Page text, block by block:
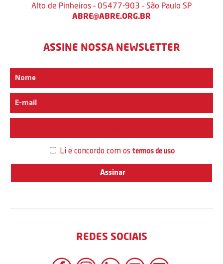
Alto de Pinheiros – 05477-903 – São Paulo SP
ABRE@ABRE.ORG.BR
ASSINE NOSSA NEWSLETTER
Li e concordo com os termos de uso
REDES SOCIAIS